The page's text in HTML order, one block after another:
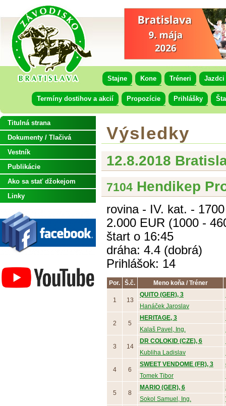
Stajne Kone Tréneri Jazdci
Termíny dostihov a akcií Propozície Prihlášky
Výsledky
12.8.2018
7104 Hendikep
rovina - IV. kat. -
2.000 EUR (1000 -
štart o 16:45
dráha: 4.4 (dobrá)
Prihlášok: 14
Por. Š.č. Meno koňa / Tréner
1 13
QUITO (GER), 3
Hanáček Jaroslav
2 5
HERITAGE, 3
Kalaš Pavel, Ing.
3 14
DR COLOKID (CZE), 6
Kubliha Ladislav
4 6
SWEET VENDOME (FR), 3
Tomek Tibor
5 8
MARIO (GER), 6
Sokol Samuel, Ing.
Titulná strana
Dokumenty / Tlačivá
Vestník
Publikácie
Ako sa stať džokejom
Linky